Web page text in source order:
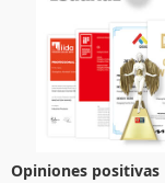
Opiniones positivas